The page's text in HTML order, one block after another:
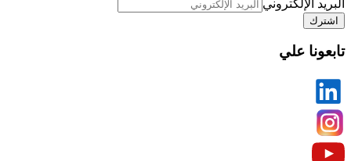
البريد الإلكتروني
اشترك
تابعونا علي